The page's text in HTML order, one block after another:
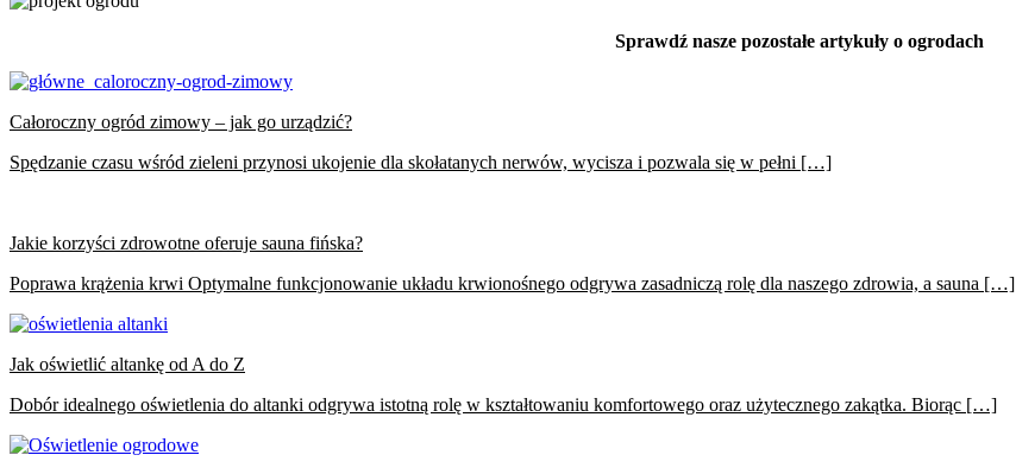
Sprawdź nasze pozostałe artykuły o ogrodach
Całoroczny ogród zimowy – jak go urządzić?
Spędzanie czasu wśród zieleni przynosi ukojenie dla skołatanych nerwów, wycisza i pozwala się w pełni […]
Jakie korzyści zdrowotne oferuje sauna fińska?
Poprawa krążenia krwi Optymalne funkcjonowanie układu krwionośnego odgrywa zasadniczą rolę dla naszego zdrowia, a sauna […]
Jak oświetlić altankę od A do Z
Dobór idealnego oświetlenia do altanki odgrywa istotną rolę w kształtowaniu komfortowego oraz użytecznego zakątka. Biorąc […]